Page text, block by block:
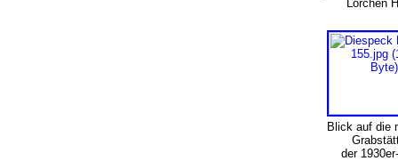
Lorchen
Blick auf die
der